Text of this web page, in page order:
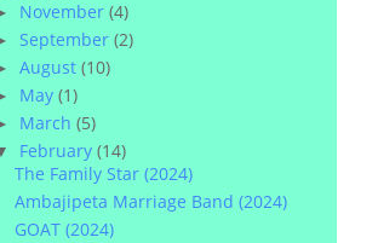
November(4)
September(2)
August(10)
May(1)
March(5)
February(14)
The Family Star (2024)
Ambajipeta Marriage Band (2024)
GOAT (2024)